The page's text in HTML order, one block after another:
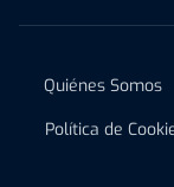
Quiénes Somos
Política de